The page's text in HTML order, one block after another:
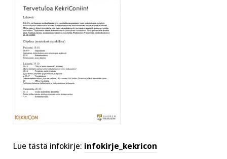
Lue tästä infokirje: infokirje_kekricon